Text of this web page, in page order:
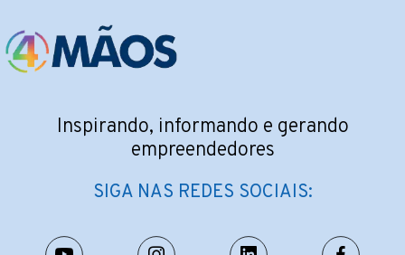
Inspirando, informando e gerando
empreendedores
SIGA NAS REDES SOCIAIS: